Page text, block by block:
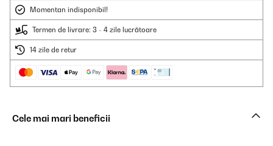
Momentan indisponibil!
Termen de livrare: 3 - 4 zile lucrătoare
14 zile de retur
Cele mai mari beneficii